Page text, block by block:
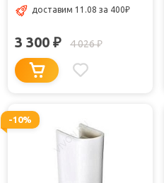
доставим 11.08 за 400₽
3 300 ₽ 4 026₽
-10%